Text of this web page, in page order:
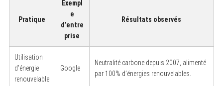
Pratique
Exempl
e
d’entre
prise
Résultats observés
Utilisation
d’énergie
renouvelable
Google
Neutralité carbone depuis 2007, alimenté
par 100% d’énergies renouvelables.